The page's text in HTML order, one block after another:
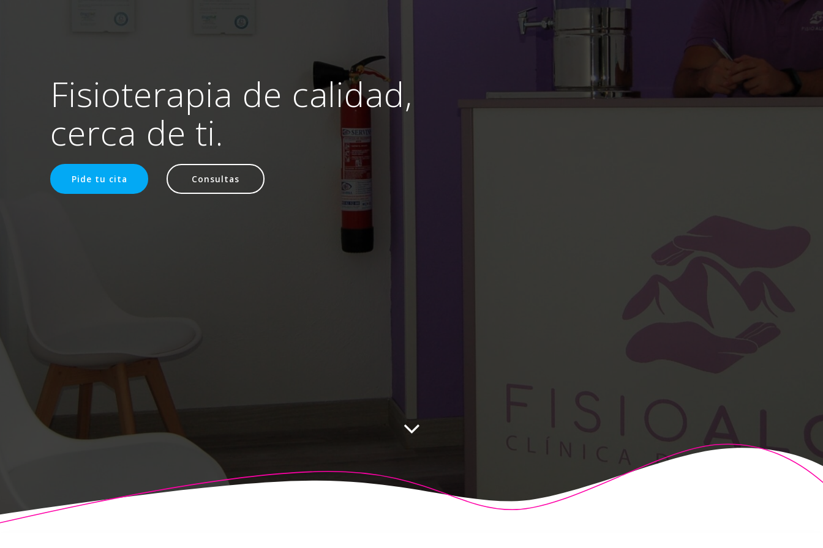
Fisioterapia de calidad,
cerca de ti.
Pide tu cita Consultas
© 2026 Fisioalcón. Construido utilizando WordPress y elHighlight Theme